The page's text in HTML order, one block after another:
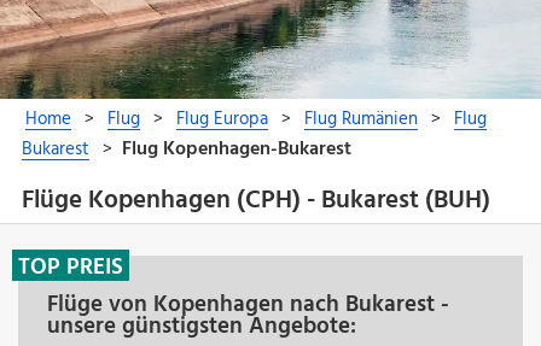
Flüge Kopenhagen (CPH) - Bukarest (BUH)
Flüge von Kopenhagen nach Bukarest -
unsere günstigsten Angebote:
TOP PREIS